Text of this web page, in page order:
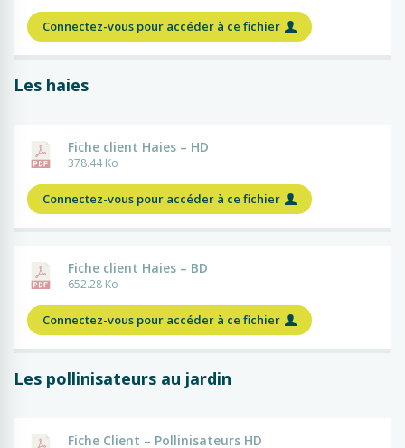
Connectez-vous pour accéder à ce fichier
Les haies
Fiche client Haies – HD
378.44 Ko
Connectez-vous pour accéder à ce fichier
Fiche client Haies – BD
652.28 Ko
Connectez-vous pour accéder à ce fichier
Les pollinisateurs au jardin
Fiche Client – Pollinisateurs HD